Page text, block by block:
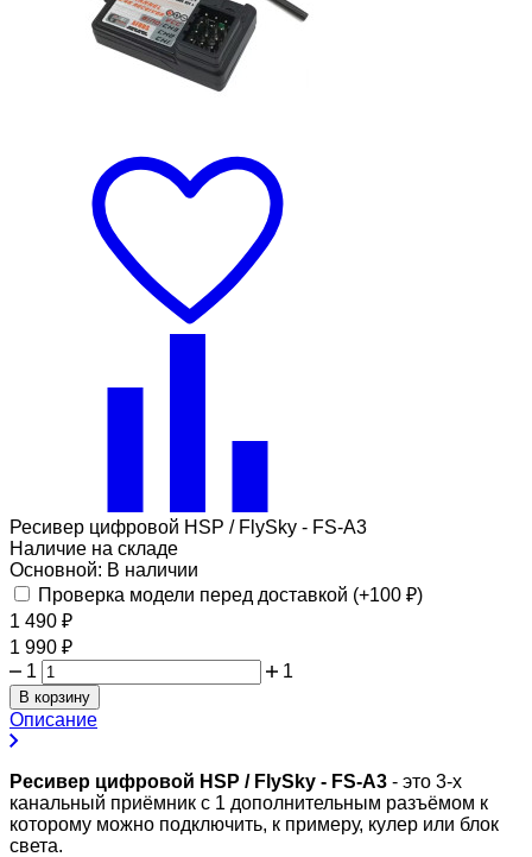
Ресивер цифровой HSP / FlySky - FS-A3
Наличие на складе
Основной: В наличии
Проверка модели перед доставкой (+100 ₽)
1 490 ₽
1 990 ₽
1
1
В корзину
Описание
Ресивер цифровой HSP / FlySky - FS-A3 - это 3-х
канальный приёмник с 1 дополнительным разъёмом к
которому можно подключить, к примеру, кулер или блок
света.